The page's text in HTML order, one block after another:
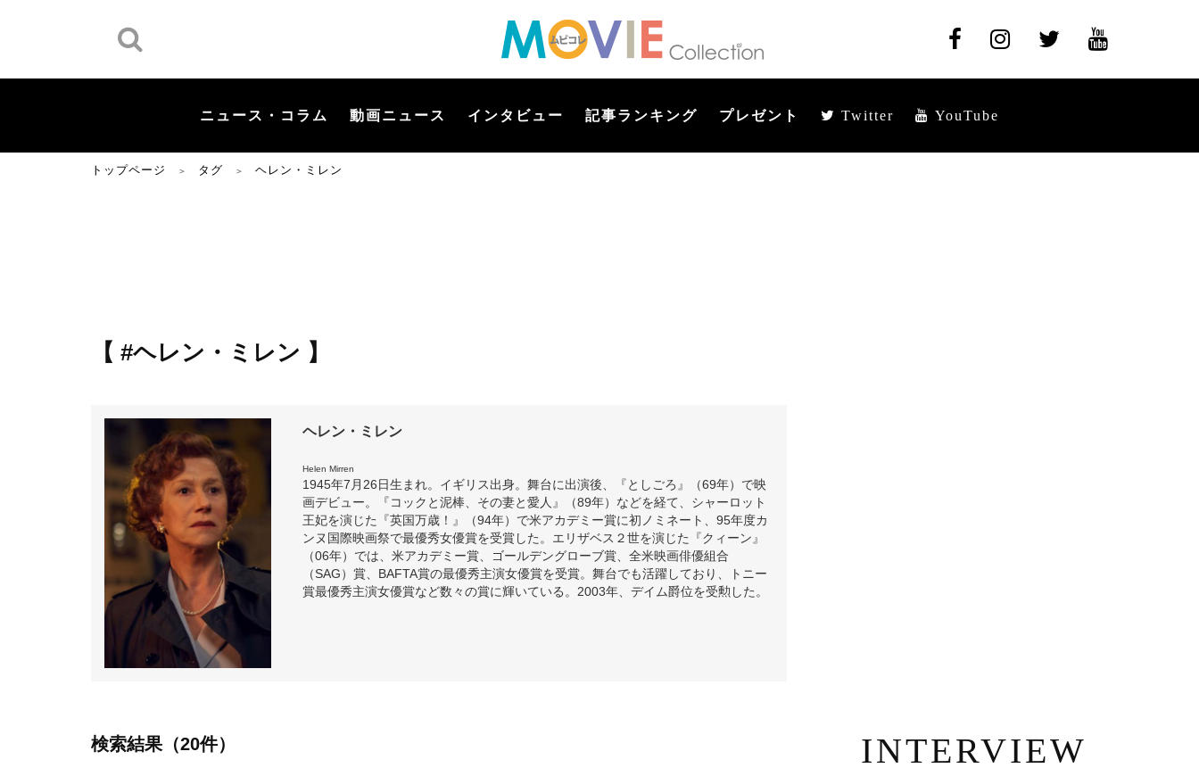
ニュース・コラム 動画ニュース インタビュー 記事ランキング プレゼント Twitter YouTube
トップページ ＞ タグ ＞ ヘレン・ミレン
【 #ヘレン・ミレン 】
ヘレン・ミレン
Helen Mirren
1945年7月26日生まれ。イギリス出身。舞台に出演後、『としごろ』（69年）で映
画デビュー。『コックと泥棒、その妻と愛人』（89年）などを経て、シャーロット
王妃を演じた『英国万歳！』（94年）で米アカデミー賞に初ノミネート、95年度カ
ンヌ国際映画祭で最優秀女優賞を受賞した。エリザベス２世を演じた『クィーン』
（06年）では、米アカデミー賞、ゴールデングローブ賞、全米映画俳優組合
（SAG）賞、BAFTA賞の最優秀主演女優賞を受賞。舞台でも活躍しており、トニー
賞最優秀主演女優賞など数々の賞に輝いている。2003年、デイム爵位を受勲した。
検索結果（20件） INTERVIEW